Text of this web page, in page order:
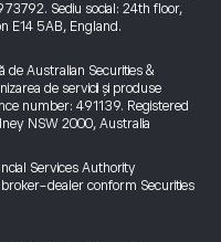
Sediu social: 24th floor,
E14 5AB, England.
de Australian Securities &
de servicii și produse
number: 491139. Registered
NSW 2000, Australia
Services Authority
broker-dealer conform Securities